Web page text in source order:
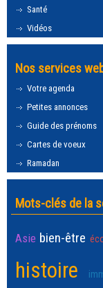
Santé
Vidéos
Nos services
Votre agenda
Petites annonces
Guide des prénoms
Cartes de voeux
Ramadan
Mots-clés de la
Asie bien-être
histoire